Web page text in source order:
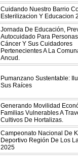
Cuidando Nuestro Barrio
Esterilizacion Y Educacion
Jornada De Educación,
Autocuidado Para
Cáncer Y Sus Cuidadores
Pertenecientes A La
Ancud.
Pumanzano Sustentable:
Sus Raíces
Generando Movilidad
Familias Vulnerables A
Cultivos De Hortalizas.
Campeonato Nacional De
Deportivo Región De Los
2025